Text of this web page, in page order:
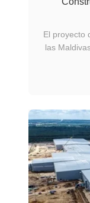
El proyecto
las